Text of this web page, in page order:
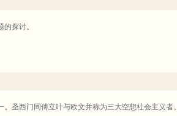
探讨。
圣西门同傅立叶与欧文并称为三大空想社会主义者。